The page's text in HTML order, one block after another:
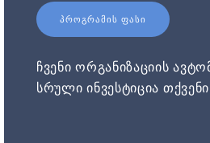
ᲞᲠᲝᲒᲠᲐᲛᲘᲡ ᲤᲐᲡᲘ
ჩვენი ორგანიზაციის
სრული ინვესტიცია თქვენი